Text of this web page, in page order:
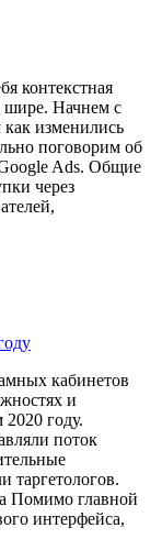
контекстная
шире. Начнем с
изменились
поговорим об
Ads. Общие
через
кабинетов
и
году.
поток
таргетологов.
Помимо главной
интерфейса,